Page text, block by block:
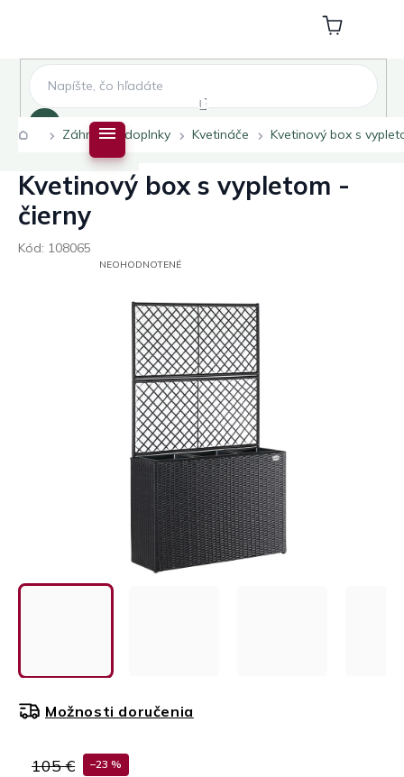
Nákupný
košík
DomovZáhradné doplnky Kvetináče Kvetinový box s
Kvetinový box s vypletom -
čierny
Kód: 108065
PRIEMERNÉNEOHODNOTENÉ
105 € –23 %
Možnosti doručenia